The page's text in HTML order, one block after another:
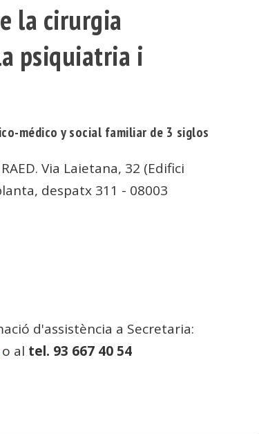
la cirurgia
psiquiatria i
médico y social familiar de 3 siglos
Via Laietana, 32 (Edifici
despatx 311 - 08003
d'assistència a Secretaria:
al tel. 93 667 40 54